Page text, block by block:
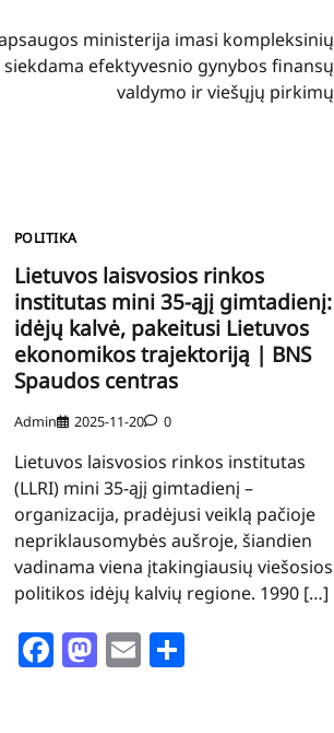
ministerija imasi kompleksinių
siekdama efektyvesnio gynybos finansų
valdymo ir viešųjų pirkimų
POLITIKA
Lietuvos laisvosios rinkos
institutas mini 35-ąjį gimtadienį:
idėjų kalvė, pakeitusi Lietuvos
ekonomikos trajektoriją | BNS
Spaudos centras
Admin 2025-11-20 0
Lietuvos laisvosios rinkos institutas
(LLRI) mini 35-ąjį gimtadienį –
organizacija, pradėjusi veiklą pačioje
nepriklausomybės aušroje, šiandien
vadinama viena įtakingiausių viešosios
politikos idėjų kalvių regione. 1990 […]
Facebook
Mastodon
EmailShare